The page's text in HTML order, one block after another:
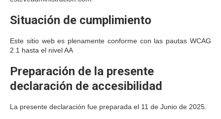
Situación de cumplimiento
Este sitio web es plenamente conforme con las pautas WCAG
2.1 hasta el nivel AA
Preparación de la presente
declaración de accesibilidad
La presente declaración fue preparada el 11 de Junio de 2025.